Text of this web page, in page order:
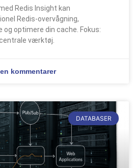
Redis Insight kan
Redis-overvågning,
optimere din cache. Fokus:
værktøj.
kommentarer
DATABASER